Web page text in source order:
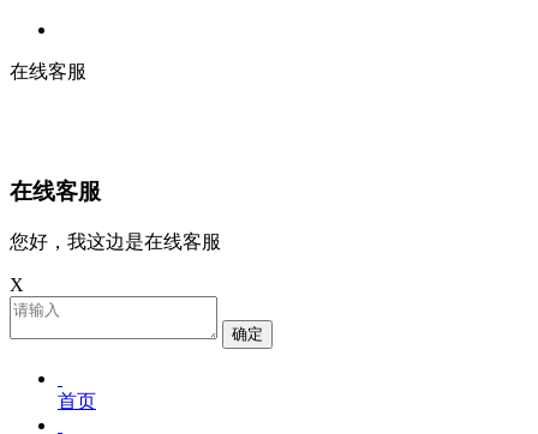
在线客服
在线客服
您好，我这边是在线客服
X
确定
首页